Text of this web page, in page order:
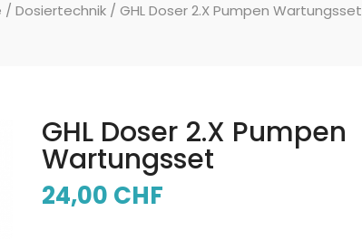
/ Dosiertechnik / GHL Doser 2.X Pumpen Wartungsset
GHL Doser 2.X Pumpen
Wartungsset
24,00 CHF